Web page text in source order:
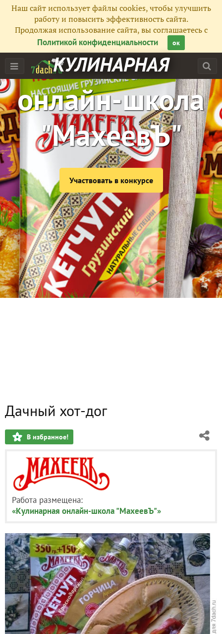
КУЛИНАРНАЯ
онлайн-школа
"МахеевЪ"
Участвовать в конкурсе
Наш сайт использует файлы cookies, чтобы улучшить
работу и повысить эффективность сайта.
Продолжая использование сайта, вы соглашаетесь с
Политикой конфиденциальности
ок
Дачный хот-дог
В избранное!
Работа размещена:
«Кулинарная онлайн-школа "МахеевЪ"»